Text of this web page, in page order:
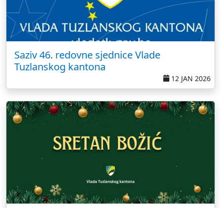
Saziv 46. redovne sjednice Vlade
Tuzlanskog kantona
12 JAN 2026